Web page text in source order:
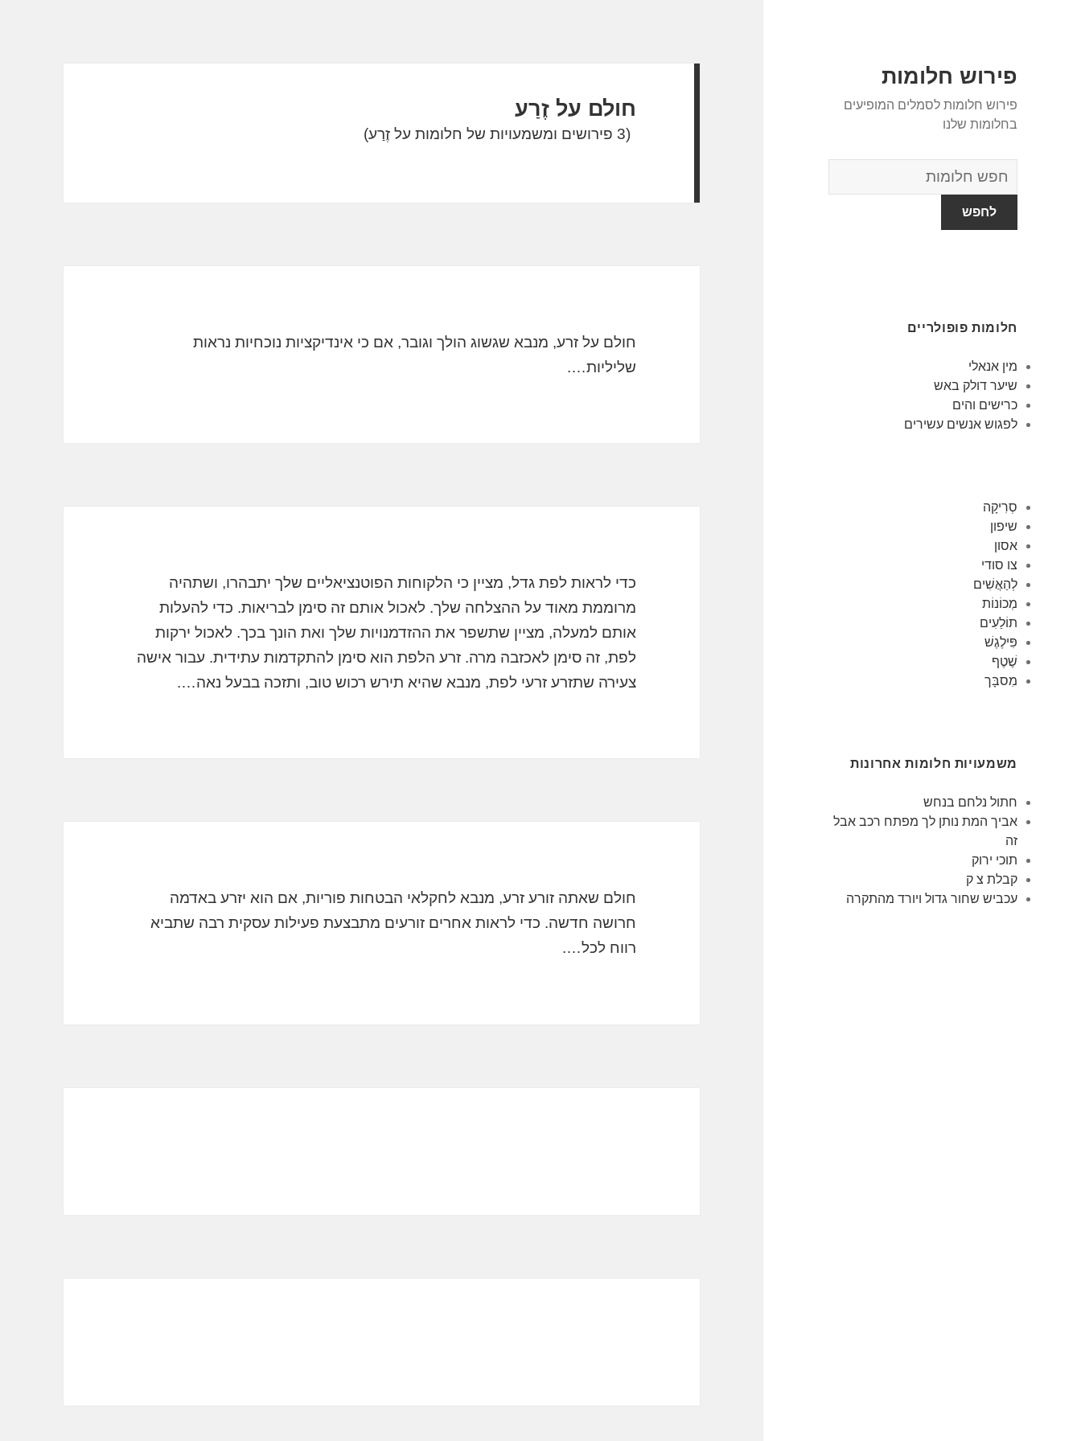
פירוש חלומות
פירוש חלומות לסמלים המופיעים
בחלומות שלנו
מילון
החלומות
חלומות פופולריים
מין אנאלי
שיער דולק באש
כרישים והים
לפגוש אנשים עשירים
סְרִיקָה
שיפון
אסון
צו סודי
לְהַאֲשִׁים
מְכוֹנוֹת
תוֹלַעִים
פִּילֶגֶשׁ
שֶׁטֶף
מִסבָּך
משמעויות חלומות אחרונות
חתול נלחם בנחש
אביך המת נותן לך מפתח רכב אבל
זה
תוכי ירוק
קבלת צ ק
עכביש שחור גדול ויורד מהתקרה
חולם על זֶרַע
(3 פירושים ומשמעויות של חלומות על זֶרַע)
חולם על זרע, מנבא שגשוג הולך וגובר, אם כי אינדיקציות נוכחיות נראות
שליליות….
כדי לראות לפת גדל, מציין כי הלקוחות הפוטנציאליים שלך יתבהרו, ושתהיה
מרוממת מאוד על ההצלחה שלך. לאכול אותם זה סימן לבריאות. כדי להעלות
אותם למעלה, מציין שתשפר את ההזדמנויות שלך ואת הונך בכך. לאכול ירקות
לפת, זה סימן לאכזבה מרה. זרע הלפת הוא סימן להתקדמות עתידית. עבור אישה
צעירה שתזרע זרעי לפת, מנבא שהיא תירש רכוש טוב, ותזכה בבעל נאה….
חולם שאתה זורע זרע, מנבא לחקלאי הבטחות פוריות, אם הוא יזרע באדמה
חרושה חדשה. כדי לראות אחרים זורעים מתבצעת פעילות עסקית רבה שתביא
רווח לכל….